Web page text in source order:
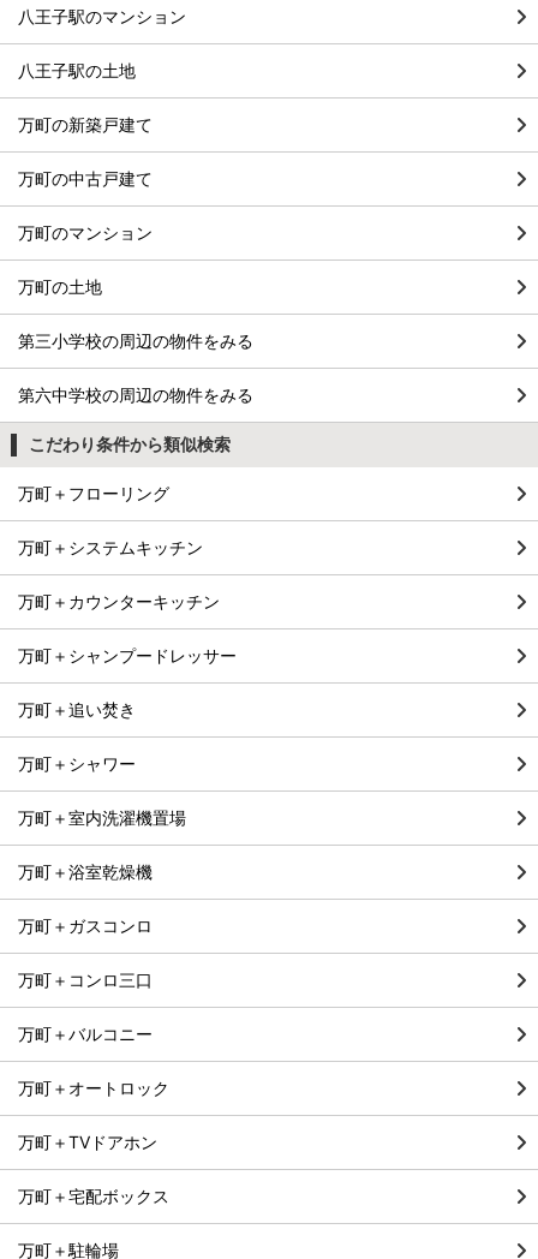
八王子駅のマンション
八王子駅の土地
万町の新築戸建て
万町の中古戸建て
万町のマンション
万町の土地
第三小学校の周辺の物件をみる
第六中学校の周辺の物件をみる
こだわり条件から類似検索
万町＋フローリング
万町＋システムキッチン
万町＋カウンターキッチン
万町＋シャンプードレッサー
万町＋追い焚き
万町＋シャワー
万町＋室内洗濯機置場
万町＋浴室乾燥機
万町＋ガスコンロ
万町＋コンロ三口
万町＋バルコニー
万町＋オートロック
万町＋TVドアホン
万町＋宅配ボックス
万町＋駐輪場